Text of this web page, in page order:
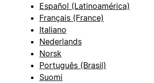
Español (Latinoamérica)
Français (France)
Italiano
Nederlands
Norsk
Português (Brasil)
Suomi